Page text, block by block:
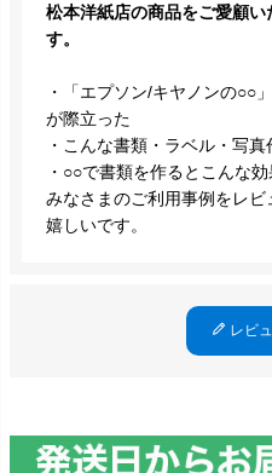
松本洋紙店の商品をご愛顧い
す。
・「エプソン/キヤノンの○○
が際立った
・こんな書類・ラベル・写
・○○で書類を作るとこんな
みなさまのご利用事例をレ
嬉しいです。
レビ